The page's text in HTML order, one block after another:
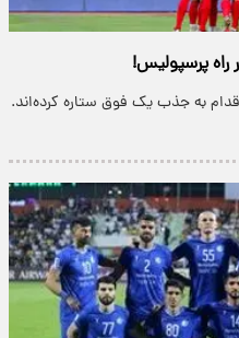
راه پرسپولیس!
به جذب یک فوق ستاره کرده‌اند.